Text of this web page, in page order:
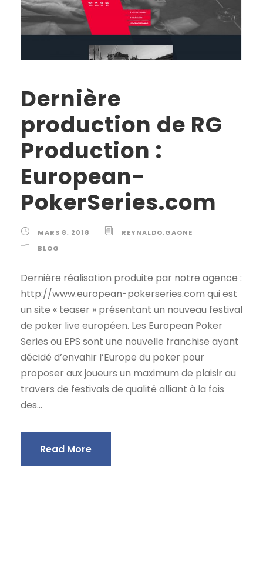
Dernière
production de RG
Production :
European-
PokerSeries.com
MARS 8, 2018
REYNALDO.GAONE
BLOG
Dernière réalisation produite par notre agence :
http://www.european-pokerseries.com qui est
un site « teaser » présentant un nouveau festival
de poker live européen. Les European Poker
Series ou EPS sont une nouvelle franchise ayant
décidé d’envahir l’Europe du poker pour
proposer aux joueurs un maximum de plaisir au
travers de festivals de qualité alliant à la fois
des...
Read More